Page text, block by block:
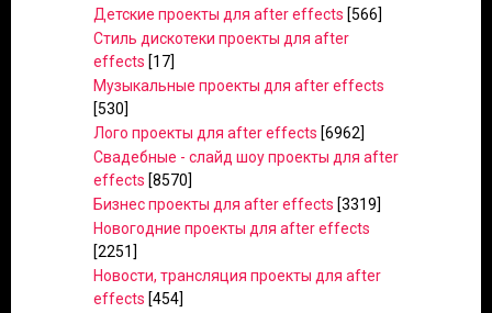
Детские проекты для after effects [566]
Стиль дискотеки проекты для after
effects [17]
Музыкальные проекты для after effects
[530]
Лого проекты для after effects [6962]
Свадебные - слайд шоу проекты для after
effects [8570]
Бизнес проекты для after effects [3319]
Новогодние проекты для after effects
[2251]
Новости, трансляция проекты для after
effects [454]